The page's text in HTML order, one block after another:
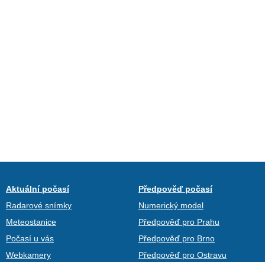
Aktuální počasí
Radarové snímky
Meteostanice
Počasí u vás
Webkamery
Předpověď počasí
Numerický model
Předpověď pro Prahu
Předpověď pro Brno
Předpověď pro Ostravu